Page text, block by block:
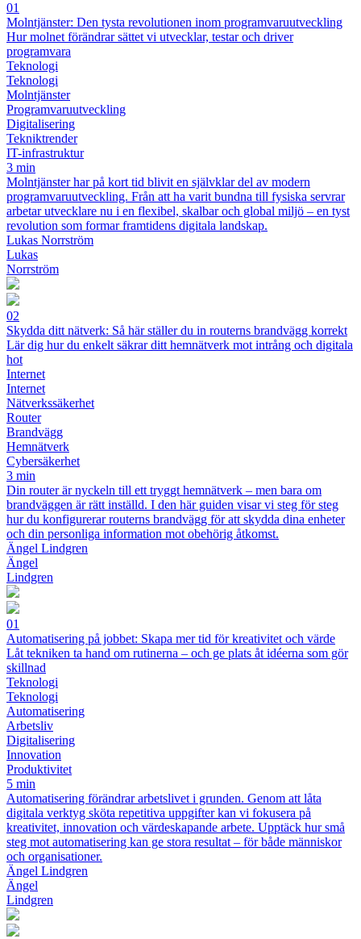
01
Molntjänster: Den tysta revolutionen inom programvaruutveckling
Hur molnet förändrar sättet vi utvecklar, testar och driver
programvara
Teknologi
Teknologi
Molntjänster
Programvaruutveckling
Digitalisering
Tekniktrender
IT-infrastruktur
3 min
Molntjänster har på kort tid blivit en självklar del av modern
programvaruutveckling. Från att ha varit bundna till fysiska servrar
arbetar utvecklare nu i en flexibel, skalbar och global miljö – en tyst
revolution som formar framtidens digitala landskap.
Lukas Norrström
Lukas
Norrström
02
Skydda ditt nätverk: Så här ställer du in routerns brandvägg korrekt
Lär dig hur du enkelt säkrar ditt hemnätverk mot intrång och digitala
hot
Internet
Internet
Nätverkssäkerhet
Router
Brandvägg
Hemnätverk
Cybersäkerhet
3 min
Din router är nyckeln till ett tryggt hemnätverk – men bara om
brandväggen är rätt inställd. I den här guiden visar vi steg för steg
hur du konfigurerar routerns brandvägg för att skydda dina enheter
och din personliga information mot obehörig åtkomst.
Ängel Lindgren
Ängel
Lindgren
01
Automatisering på jobbet: Skapa mer tid för kreativitet och värde
Låt tekniken ta hand om rutinerna – och ge plats åt idéerna som gör
skillnad
Teknologi
Teknologi
Automatisering
Arbetsliv
Digitalisering
Innovation
Produktivitet
5 min
Automatisering förändrar arbetslivet i grunden. Genom att låta
digitala verktyg sköta repetitiva uppgifter kan vi fokusera på
kreativitet, innovation och värdeskapande arbete. Upptäck hur små
steg mot automatisering kan ge stora resultat – för både människor
och organisationer.
Ängel Lindgren
Ängel
Lindgren